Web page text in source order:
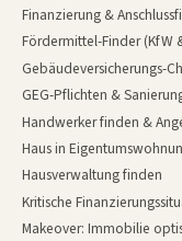
Finanzierung &
Fördermittel-Finder (KfW
Gebäudeversicherungs-
GEG-Pflichten &
Handwerker finden &
Haus in
Hausverwaltung finden
Kritische
Makeover: Immobilie